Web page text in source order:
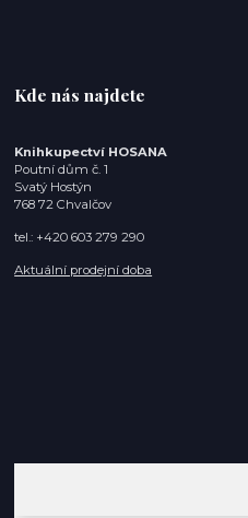
Kde nás najdete
Knihkupectví HOSANA
Poutní dům č. 1
Svatý Hostýn
768 72 Chvalčov
tel.: +420 603 279 290
Aktuální prodejní doba